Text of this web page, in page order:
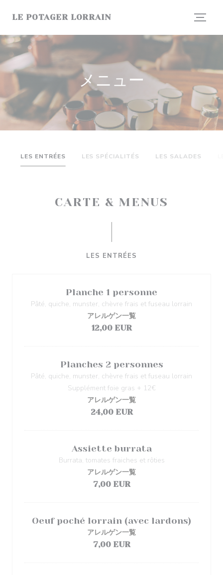
LE POTAGER LORRAIN
メニュー
LES ENTRÉES LES SPÉCIALITÉS LES SALADES
CARTE & MENUS
LES ENTRÉES
Planche 1 personne
Pâté, quiche, munster, chèvre frais et fuseau lorrain
アレルゲン一覧
12,00 EUR
Planches 2 personnes
Pâté, quiche, munster, chèvre frais et fuseau lorrain
Supplément foie gras + 12€
アレルゲン一覧
24,00 EUR
Assiette burrata
Burrata, tomates fraiches et rôties
アレルゲン一覧
7,00 EUR
Oeuf poché lorrain (avec lardons)
アレルゲン一覧
7,00 EUR